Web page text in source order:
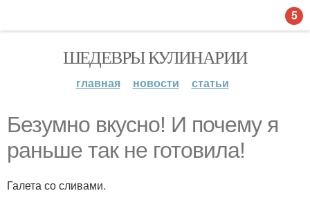
ШЕДЕВРЫ КУЛИНАРИИ
главная новости статьи
Безумно вкусно! И почему я
раньше так не готовила!
Галета со сливами.
5